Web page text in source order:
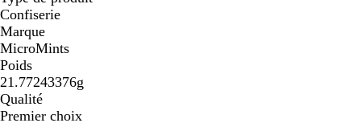
Confiserie
Marque
MicroMints
Poids
21.77243376g
Qualité
Premier choix